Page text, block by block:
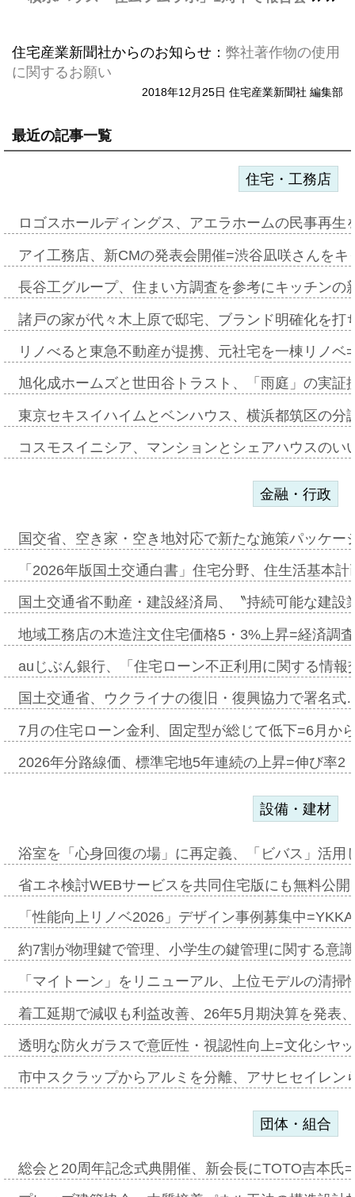
住宅産業新聞社からのお知らせ： 弊社著作物の使用
に関するお願い
2018年12月25日 住宅産業新聞社 編集部
最近の記事一覧
住宅・工務店
ロゴスホールディングス、アエラホームの民事再
アイ工務店、新CMの発表会開催=渋谷凪咲さんを
長谷工グループ、住まい方調査を参考にキッチン
諸戸の家が代々木上原で邸宅、ブランド明確化を
リノべると東急不動産が提携、元社宅を一棟リノ
旭化成ホームズと世田谷トラスト、「雨庭」の実
東京セキスイハイムとベンハウス、横浜都筑区の
コスモスイニシア、マンションとシェアハウスの
金融・行政
国交省、空き家・空き地対応で新たな施策パッケ
「2026年版国土交通白書」住宅分野、住生活基本
国土交通省不動産・建設経済局、〝持続可能な建
地域工務店の木造注文住宅価格5・3%上昇=経済調
auじぶん銀行、「住宅ローン不正利用に関する情
国土交通省、ウクライナの復旧・復興協力で署名
7月の住宅ローン金利、固定型が総じて低下=6月か
2026年分路線価、標準宅地5年連続の上昇=伸び率
設備・建材
浴室を「心身回復の場」に再定義、「ビバス」活
省エネ検討WEBサービスを共同住宅版にも無料公
「性能向上リノベ2026」デザイン事例募集中
約7割が物理鍵で管理、小学生の鍵管理に関する意
「マイトーン」をリニューアル、上位モデルの清
着工延期で減収も利益改善、26年5月期決算を発表
透明な防火ガラスで意匠性・視認性向上=文化シヤ
市中スクラップからアルミを分離、アサヒセイレ
団体・組合
総会と20周年記念式典開催、新会長にTOTO吉本氏